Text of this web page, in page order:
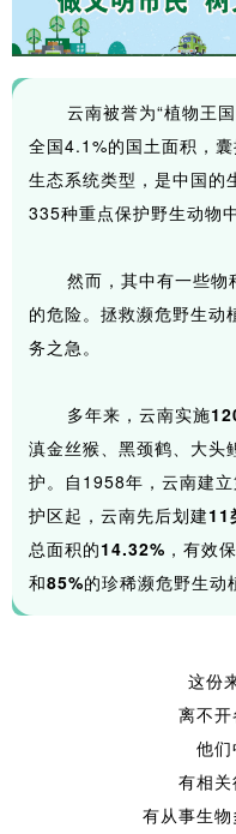
云南被誉为“植物王
全国4.1%的国土面积，
生态系统类型，是中国的
335种重点保护野生动物
然而，其中有一些物
的危险。拯救濒危野生动
务之急。
多年来，云南实施
滇金丝猴、黑颈鹤、大头
护。自1958年，云南建
护区起，云南先后划建11
总面积的14.32% ，有效
和85%的珍稀濒危野生动
这份
离不
他
有相
有从事生